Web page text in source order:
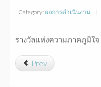
Category: ผลการดำเนินงาน
รางวัลแห่งความภาคภูมิใจ
Prev